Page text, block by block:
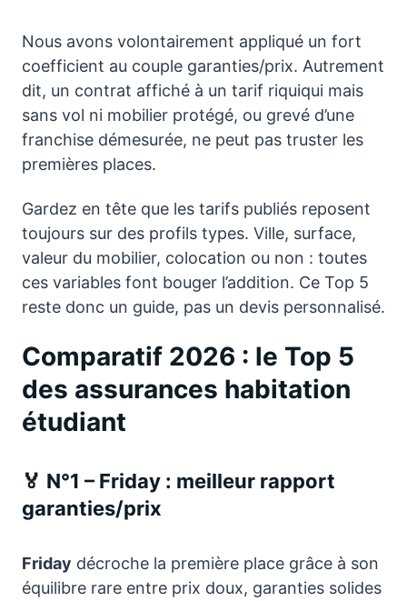
Nous avons volontairement appliqué un fort
coefficient au couple garanties/prix. Autrement
dit, un contrat affiché à un tarif riquiqui mais
sans vol ni mobilier protégé, ou grevé d’une
franchise démesurée, ne peut pas truster les
premières places.
Gardez en tête que les tarifs publiés reposent
toujours sur des profils types. Ville, surface,
valeur du mobilier, colocation ou non : toutes
ces variables font bouger l’addition. Ce Top 5
reste donc un guide, pas un devis personnalisé.
Comparatif 2026 : le Top 5
des assurances habitation
étudiant
🏅 N°1 – Friday : meilleur rapport
garanties/prix
Friday décroche la première place grâce à son
équilibre rare entre prix doux, garanties solides